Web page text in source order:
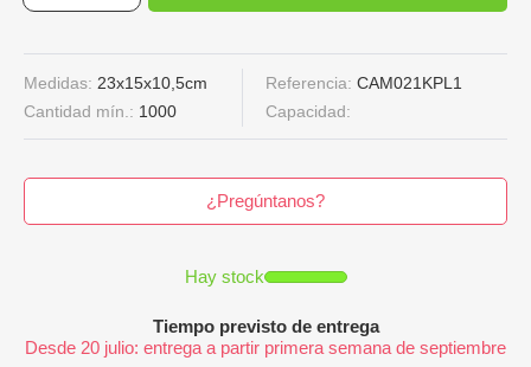
Medidas: 23x15x10,5cm Referencia: CAM021KPL1
Cantidad mín.: 1000 Capacidad:
¿Pregúntanos?
Hay stock
Tiempo previsto de entrega
Desde 20 julio: entrega a partir primera semana de septiembre